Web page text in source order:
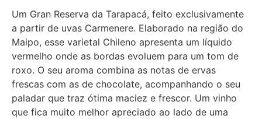
Um Gran Reserva da Tarapacá, feito exclusivamente
a partir de uvas Carmenere. Elaborado na região do
Maipo, esse varietal Chileno apresenta um líquido
vermelho onde as bordas evoluem para um tom de
roxo. O seu aroma combina as notas de ervas
frescas com as de chocolate, acompanhando o seu
paladar que traz ótima maciez e frescor. Um vinho
que fica muito melhor apreciado ao lado de uma